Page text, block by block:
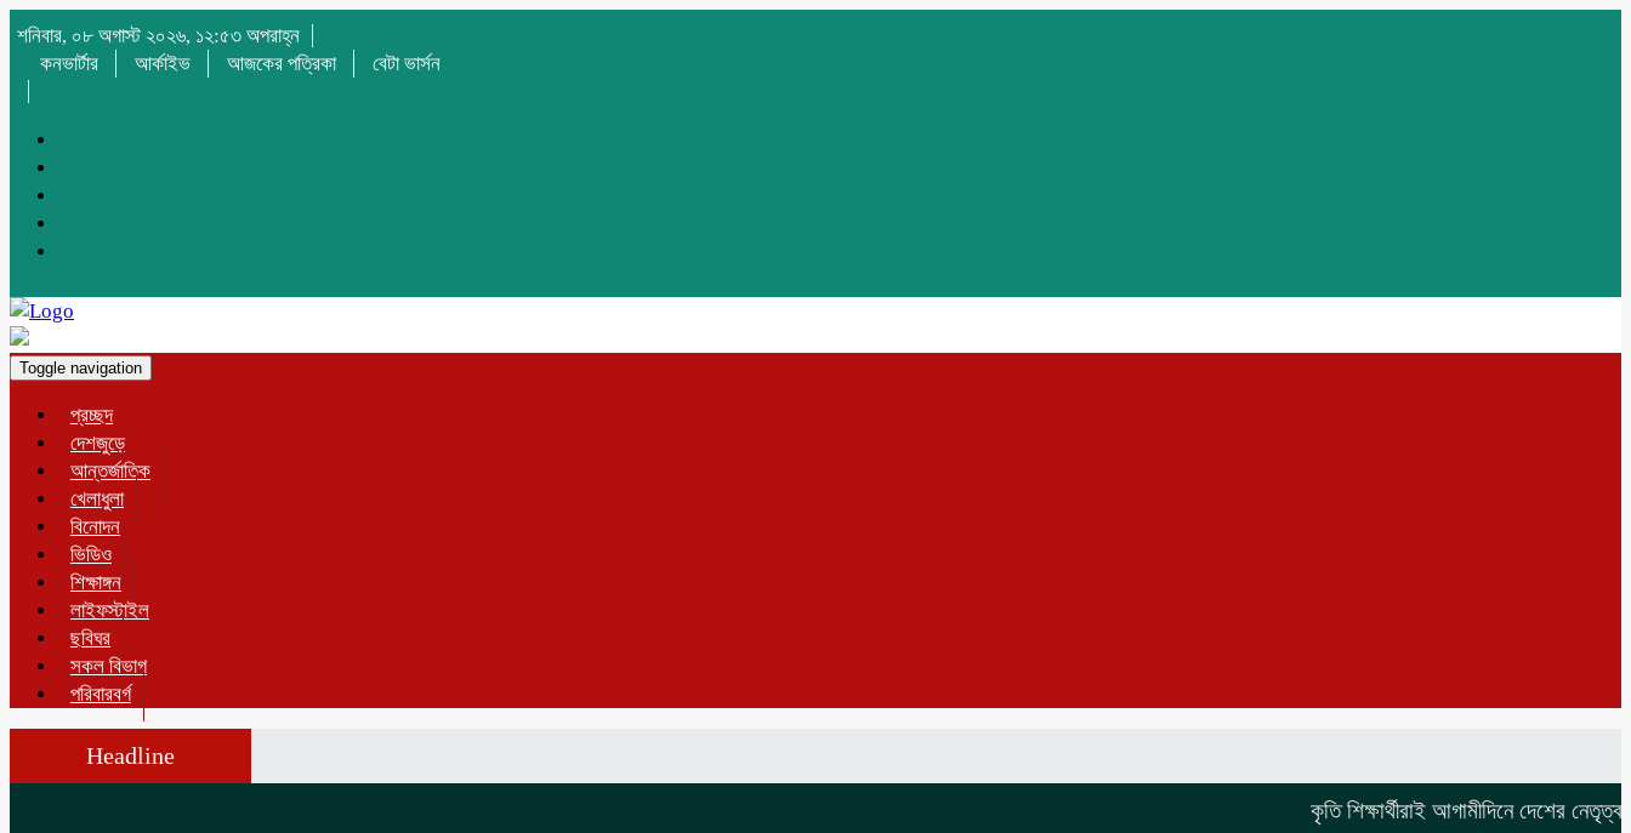
শনিবার, ০৮ অগাস্ট ২০২৬, ১২:৫৩ অপরাহ্ন
কনভার্টার
আর্কাইভ আজকের পত্রিকা বেটা ভার্সন
Toggle navigation
প্রচ্ছদ
দেশজুড়ে
আন্তর্জাতিক
খেলাধুলা
বিনোদন
ভিডিও
শিক্ষাঙ্গন
লাইফস্টাইল
ছবিঘর
সকল বিভাগ
পরিবারবর্গ
Headline
কৃতি শিক্ষার্থীরাই আগামীদিনে দেশের নেতৃত্ব